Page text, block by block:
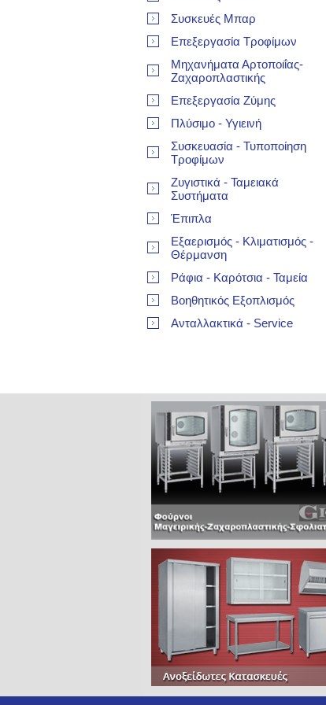
Συσκευές Μπαρ
Επεξεργασία Τροφίμων
Μηχανήματα Αρτοποιΐας-
Ζαχαροπλαστικής
Επεξεργασία Ζύμης
Πλύσιμο - Υγιεινή
Συσκευασία - Τυποποίηση
Τροφίμων
Ζυγιστικά - Ταμειακά
Συστήματα
Έπιπλα
Εξαερισμός - Κλιματισμός -
Θέρμανση
Ράφια - Καρότσια - Ταμεία
Βοηθητικός Εξοπλισμός
Ανταλλακτικά - Service